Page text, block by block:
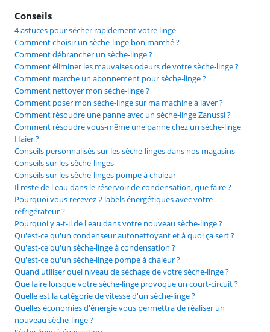
Conseils
4 astuces pour sécher rapidement votre linge
Comment choisir un sèche-linge bon marché ?
Comment débrancher un sèche-linge ?
Comment éliminer les mauvaises odeurs de votre sèche-linge ?
Comment marche un abonnement pour sèche-linge ?
Comment nettoyer mon sèche-linge ?
Comment poser mon sèche-linge sur ma machine à laver ?
Comment résoudre une panne avec un sèche-linge Zanussi ?
Comment résoudre vous-même une panne chez un sèche-linge
Haier ?
Conseils personnalisés sur les sèche-linges dans nos magasins
Conseils sur les sèche-linges
Conseils sur les sèche-linges pompe à chaleur
Il reste de l'eau dans le réservoir de condensation, que faire ?
Pourquoi vous recevez 2 labels énergétiques avec votre
réfrigérateur ?
Pourquoi y a-t-il de l'eau dans votre nouveau sèche-linge ?
Qu'est-ce qu'un condenseur autonettoyant et à quoi ça sert ?
Qu'est-ce qu'un sèche-linge à condensation ?
Qu'est-ce qu'un sèche-linge pompe à chaleur ?
Quand utiliser quel niveau de séchage de votre sèche-linge ?
Que faire lorsque votre sèche-linge provoque un court-circuit ?
Quelle est la catégorie de vitesse d'un sèche-linge ?
Quelles économies d'énergie vous permettra de réaliser un
nouveau sèche-linge ?